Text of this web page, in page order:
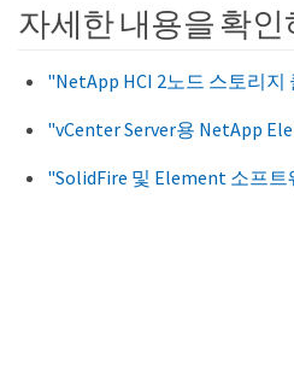
자세한 내용을 확
"NetApp HCI 2노드 스토리지
"vCenter Server용 NetApp
"SolidFire 및 Element 소프